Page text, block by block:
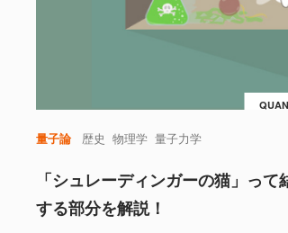
量子論 歴史 物理学 量子力学
「シュレーディンガーの猫」っ
する部分を解説！